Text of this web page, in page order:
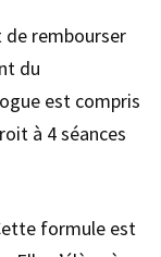
de rembourser
du
est compris
à 4 séances
formule est